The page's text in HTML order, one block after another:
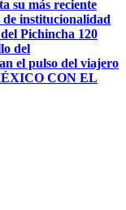
su más reciente
de institucionalidad
Pichincha 120
del
el pulso del viajero
CON EL